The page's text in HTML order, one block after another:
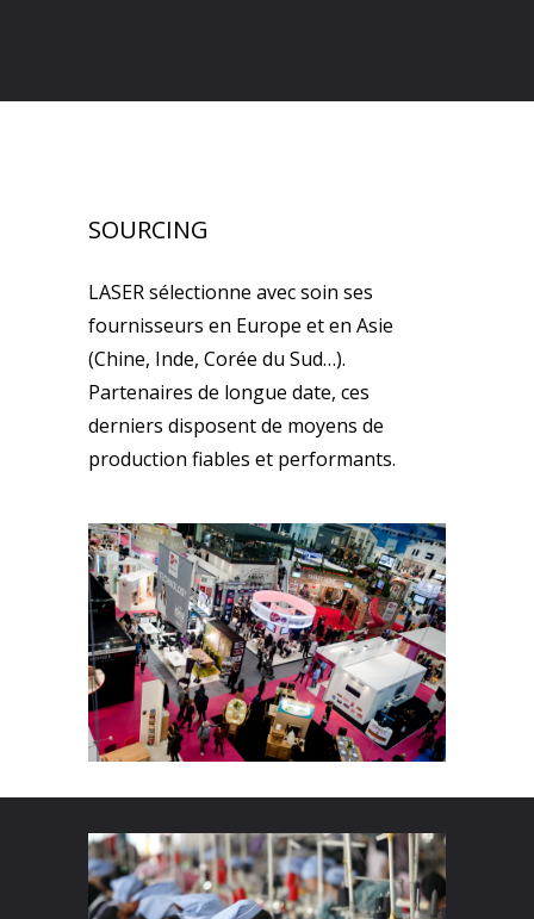
SOURCING
LASER sélectionne avec soin ses
fournisseurs en Europe et en Asie
(Chine, Inde, Corée du Sud…).
Partenaires de longue date, ces
derniers disposent de moyens de
production fiables et performants.